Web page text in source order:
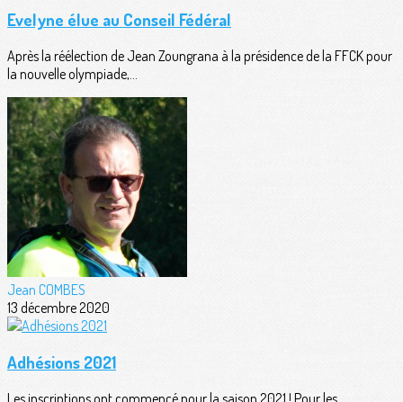
Evelyne élue au Conseil Fédéral
Après la réélection de Jean Zoungrana à la présidence de la FFCK pour
la nouvelle olympiade,...
Jean COMBES
13 décembre 2020
Adhésions 2021
Les inscriptions ont commencé pour la saison 2021 ! Pour les